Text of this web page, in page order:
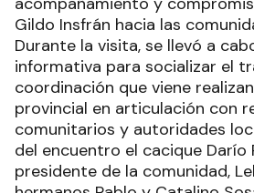
Gildo Insfrán hacia las
Durante la visita, se llevó a
informativa para socializar el
coordinación que viene
provincial en articulación con
comunitarios y autoridades
del encuentro el cacique Darío
presidente de la comunidad,